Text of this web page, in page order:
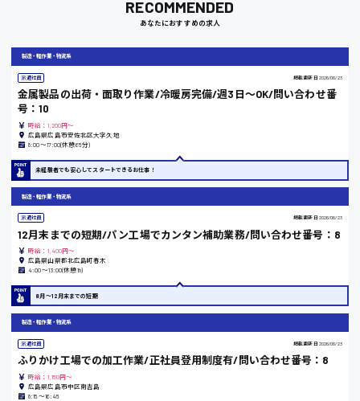
大阪府
竹原市
熊本県
東京都
島根県
時給1100円～
時給1300円〜
時給1200円〜
RECOMMENDED
あなたにおすすめの求人
製造・軽作業・物流系
派遣社員 掲載更新日 2026/06/23
金属製品の出荷・面取り作業/冷暖房完備/週3日〜OK/問い合わせ番
号：10
時給：1,200円～
広島県広島市安佐北区大字久地
8:00〜17:00(休憩65分)
未経験者でも安心してスタートできるお仕事！
製造・軽作業・物流系
派遣社員 掲載更新日 2026/06/23
12月末までの短期/パン工場でカンタン補助業務/問い合わせ番号：8
時給：1,400円～
広島県山県郡北広島町春木
4:00〜13:00(休憩1h)
8月～12月末までの短期
製造・軽作業・物流系
派遣社員 掲載更新日 2026/06/23
ふりかけ工場での加工作業/正社員登用制度有/問い合わせ番号：8
時給：1,150円～
広島県広島市中区南吉島
8:15〜16:45